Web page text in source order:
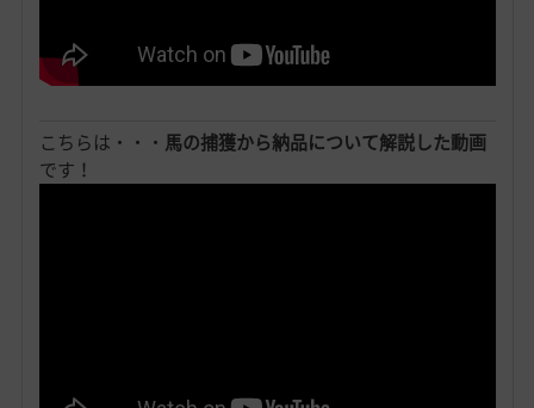
こちらは・・・ 馬の捕獲から納品について解説した動画
です！